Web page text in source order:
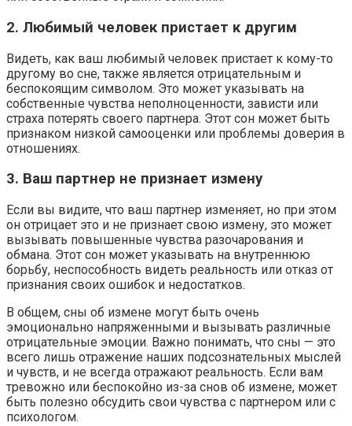
2. Любимый человек пристает к другим
Видеть, как ваш любимый человек пристает к кому-то
другому во сне, также является отрицательным и
беспокоящим символом. Это может указывать на
собственные чувства неполноценности, зависти или
страха потерять своего партнера. Этот сон может быть
признаком низкой самооценки или проблемы доверия в
отношениях.
3. Ваш партнер не признает измену
Если вы видите, что ваш партнер изменяет, но при этом
он отрицает это и не признает свою измену, это может
вызывать повышенные чувства разочарования и
обмана. Этот сон может указывать на внутреннюю
борьбу, неспособность видеть реальность или отказ от
признания своих ошибок и недостатков.
В общем, сны об измене могут быть очень
эмоционально напряженными и вызывать различные
отрицательные эмоции. Важно понимать, что сны — это
всего лишь отражение наших подсознательных мыслей
и чувств, и не всегда отражают реальность. Если вам
тревожно или беспокойно из-за снов об измене, может
быть полезно обсудить свои чувства с партнером или с
психологом.